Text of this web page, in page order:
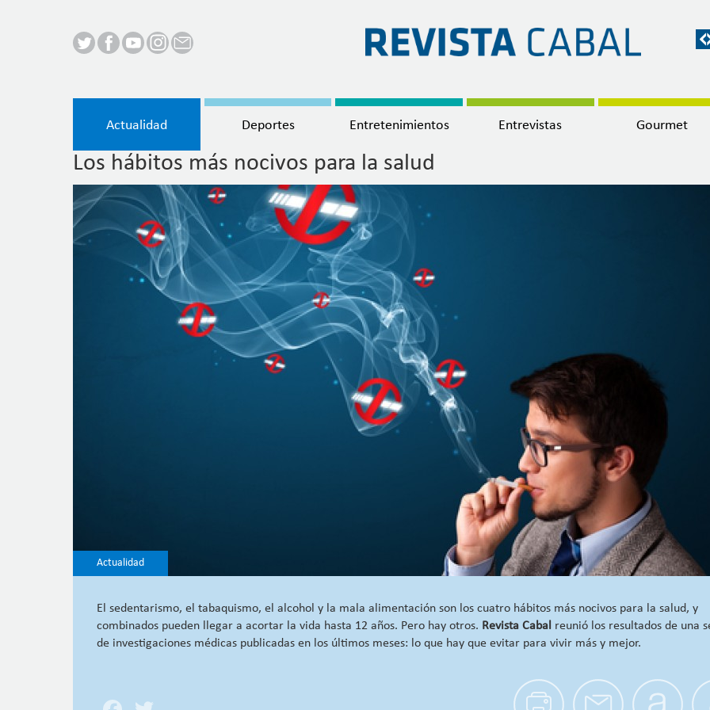
Menú
principal
Actualidad Deportes Entretenimientos Entrevistas Gourmet
Los hábitos más nocivos para la salud
Actualidad
El sedentarismo, el tabaquismo, el alcohol y la mala alimentación son los cuatro hábitos más nocivos para la salud, y
combinados pueden llegar a acortar la vida hasta 12 años. Pero hay otros. Revista Cabal reunió los resultados de una
de investigaciones médicas publicadas en los últimos meses: lo que hay que evitar para vivir más y mejor.